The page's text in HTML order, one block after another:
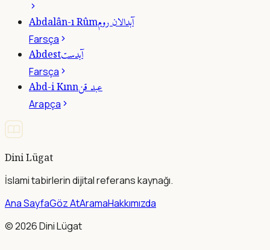
Abdalân-ı Rûmآبدالان روم
Farsça
Abdestآبدست
Farsça
Abd-i Kınnعبد قن
Arapça
Dini Lügat
İslami tabirlerin dijital referans kaynağı.
Ana SayfaGöz AtAramaHakkımızda
©2026Dini Lügat